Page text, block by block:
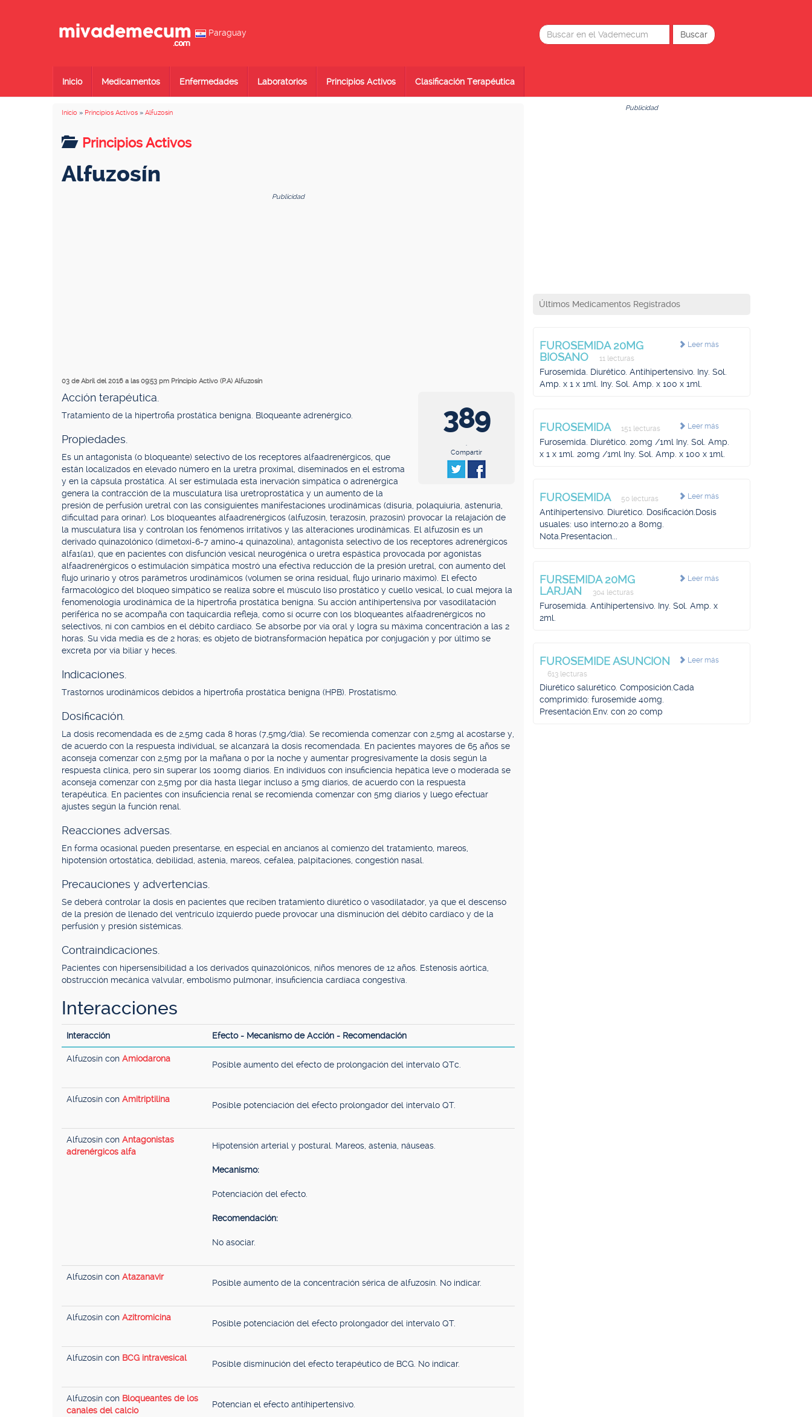
Paraguay
Inicio Medicamentos Enfermedades Laboratorios Principios Activos Clasificación Terapéutica
Inicio » Principios Activos » Alfuzosín
Principios Activos
Alfuzosín
Publicidad
03 de Abril del 2016 a las 09:53 pm Principio Activo (P.A) Alfuzosín
389
.
Compartir
Acción terapéutica.
Tratamiento de la hipertrofia prostática benigna. Bloqueante adrenérgico.
Propiedades.
Es un antagonista (o bloqueante) selectivo de los receptores alfaadrenérgicos, que
están localizados en elevado número en la uretra proximal, diseminados en el estroma
y en la cápsula prostática. Al ser estimulada esta inervación simpática o adrenérgica
genera la contracción de la musculatura lisa uretroprostática y un aumento de la
presión de perfusión uretral con las consiguientes manifestaciones urodinámicas (disuria, polaquiuria, astenuria,
dificultad para orinar). Los bloqueantes alfaadrenérgicos (alfuzosín, terazosín, prazosín) provocar la relajación de
la musculatura lisa y controlan los fenómenos irritativos y las alteraciones urodinámicas. El alfuzosín es un
derivado quinazolónico (dimetoxi-6-7 amino-4 quinazolina), antagonista selectivo de los receptores adrenérgicos
alfa1(a1), que en pacientes con disfunción vesical neurogénica o uretra espástica provocada por agonistas
alfaadrenérgicos o estimulación simpática mostró una efectiva reducción de la presión uretral, con aumento del
flujo urinario y otros parámetros urodinámicos (volumen se orina residual, flujo urinario máximo). El efecto
farmacológico del bloqueo simpático se realiza sobre el músculo liso prostático y cuello vesical, lo cual mejora la
fenomenología urodinámica de la hipertrofia prostática benigna. Su acción antihipertensiva por vasodilatación
periférica no se acompaña con taquicardia refleja, como sí ocurre con los bloqueantes alfaadrenérgicos no
selectivos, ni con cambios en el débito cardíaco. Se absorbe por vía oral y logra su máxima concentración a las 2
horas. Su vida media es de 2 horas; es objeto de biotransformación hepática por conjugación y por último se
excreta por vía biliar y heces.
Indicaciones.
Trastornos urodinámicos debidos a hipertrofia prostática benigna (HPB). Prostatismo.
Dosificación.
La dosis recomendada es de 2,5mg cada 8 horas (7,5mg/día). Se recomienda comenzar con 2,5mg al acostarse y,
de acuerdo con la respuesta individual, se alcanzará la dosis recomendada. En pacientes mayores de 65 años se
aconseja comenzar con 2,5mg por la mañana o por la noche y aumentar progresivamente la dosis según la
respuesta clínica, pero sin superar los 100mg diarios. En individuos con insuficiencia hepática leve o moderada se
aconseja comenzar con 2,5mg por día hasta llegar incluso a 5mg diarios, de acuerdo con la respuesta
terapéutica. En pacientes con insuficiencia renal se recomienda comenzar con 5mg diarios y luego efectuar
ajustes según la función renal.
Reacciones adversas.
En forma ocasional pueden presentarse, en especial en ancianos al comienzo del tratamiento, mareos,
hipotensión ortostática, debilidad, astenia, mareos, cefalea, palpitaciones, congestión nasal.
Precauciones y advertencias.
Se deberá controlar la dosis en pacientes que reciben tratamiento diurético o vasodilatador, ya que el descenso
de la presión de llenado del ventrículo izquierdo puede provocar una disminución del débito cardíaco y de la
perfusión y presión sistémicas.
Contraindicaciones.
Pacientes con hipersensibilidad a los derivados quinazolónicos, niños menores de 12 años. Estenosis aórtica,
obstrucción mecánica valvular, embolismo pulmonar, insuficiencia cardíaca congestiva.
Interacciones
Interacción Efecto - Mecanismo de Acción - Recomendación
Alfuzosín con Amiodarona
Posible aumento del efecto de prolongación del intervalo QTc.
Alfuzosín con Amitriptilina
Posible potenciación del efecto prolongador del intervalo QT.
Alfuzosín con Antagonistas
adrenérgicos alfa
Hipotensión arterial y postural. Mareos, astenia, náuseas.
Mecanismo:
Potenciación del efecto.
Recomendación:
No asociar.
Alfuzosín con Atazanavir
Posible aumento de la concentración sérica de alfuzosín. No indicar.
Alfuzosín con Azitromicina
Posible potenciación del efecto prolongador del intervalo QT.
Alfuzosín con BCG intravesical
Posible disminución del efecto terapéutico de BCG. No indicar.
Alfuzosín con Bloqueantes de los
canales del calcio
Potencian el efecto antihipertensivo.
Publicidad
Últimos Medicamentos Registrados
Leer más
FUROSEMIDA 20MG
BIOSANO
11 lecturas
Furosemida. Diurético. Antihipertensivo. Iny. Sol.
Amp. x 1 x 1ml. Iny. Sol. Amp. x 100 x 1ml.
Leer más
FUROSEMIDA 151 lecturas
Furosemida. Diurético. 20mg /1ml Iny. Sol. Amp.
x 1 x 1ml. 20mg /1ml Iny. Sol. Amp. x 100 x 1ml.
Leer más
FUROSEMIDA 50 lecturas
Antihipertensivo. Diurético. Dosificación.Dosis
usuales: uso interno:20 a 80mg.
Nota.Presentacion...
Leer más
FURSEMIDA 20MG
LARJAN
304 lecturas
Furosemida. Antihipertensivo. Iny. Sol. Amp. x
2ml.
Leer más
FUROSEMIDE ASUNCION
613 lecturas
Diurético salurético. Composición.Cada
comprimido: furosemide 40mg.
Presentación.Env. con 20 comp